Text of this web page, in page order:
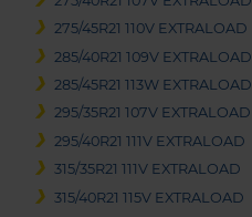
275/45R21 110V EXTRALOAD
285/40R21 109V EXTRALOAD
285/45R21 113W EXTRALOAD
295/35R21 107V EXTRALOAD
295/40R21 111V EXTRALOAD
315/35R21 111V EXTRALOAD
315/40R21 115V EXTRALOAD